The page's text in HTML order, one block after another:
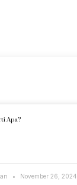
Apa?
November 26, 2024